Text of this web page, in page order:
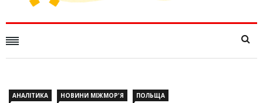
АНАЛІТИКА НОВИНИ МІЖМОР'Я ПОЛЬЩА